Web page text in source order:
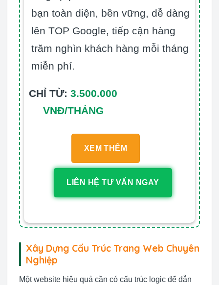
bạn toàn diện, bền vững, dễ dàng
lên TOP Google, tiếp cận hàng
trăm nghìn khách hàng mỗi tháng
miễn phí.
CHỈ TỪ: 3.500.000
VNĐ/THÁNG
XEM THÊM
LIÊN HỆ TƯ VẤN NGAY
Xây Dựng Cấu Trúc Trang Web Chuyên
Nghiệp
Một website hiệu quả cần có cấu trúc logic để dẫn